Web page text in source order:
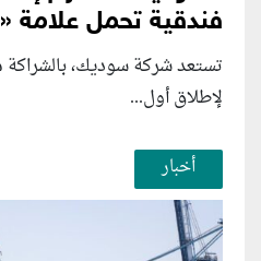
فندقية تحمل علامة
تستعد شركة سوديك، بالشراكة
لإطلاق أول...
أخبار